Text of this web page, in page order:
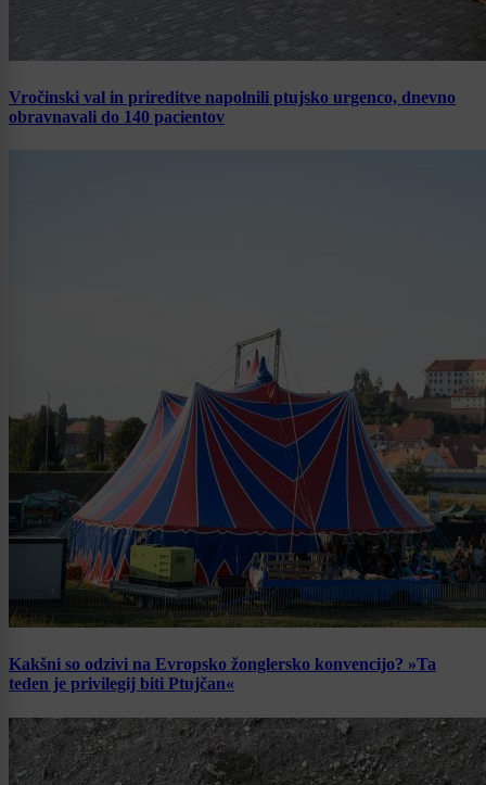
Vročinski val in prireditve napolnili ptujsko urgenco, dnevno
obravnavali do 140 pacientov
Kakšni so odzivi na Evropsko žonglersko konvencijo? »Ta
teden je privilegij biti Ptujčan«